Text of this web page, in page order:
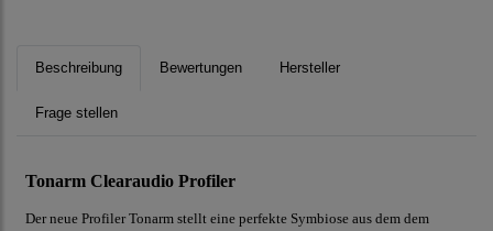
Beschreibung Bewertungen Hersteller
Frage stellen
Tonarm Clearaudio Profiler
Der neue Profiler Tonarm stellt eine perfekte Symbiose aus dem dem